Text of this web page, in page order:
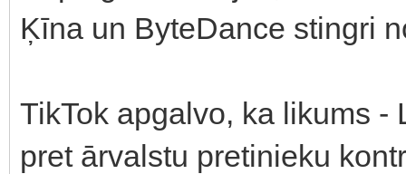
Ķīna un ByteDance stingri
TikTok apgalvo, ka likums
pret ārvalstu pretinieku